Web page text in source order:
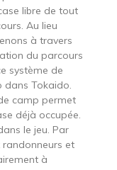
libre de tout
Au lieu
à travers
du parcours
système de
dans Tokaido.
camp permet
déjà occupée.
le jeu. Par
randonneurs et
à